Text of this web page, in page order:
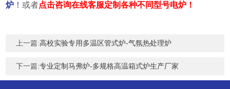
炉 ！或者点击咨询在线客服定制各种不同型号电炉！
上一篇:高校实验专用多温区管式炉-气氛热处理炉
下一篇:专业定制马弗炉-多规格高温箱式炉生产厂家